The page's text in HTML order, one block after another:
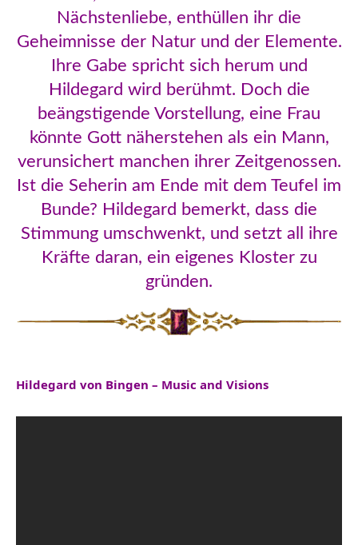
Nächstenliebe, enthüllen ihr die
Geheimnisse der Natur und der Elemente.
Ihre Gabe spricht sich herum und
Hildegard wird berühmt. Doch die
beängstigende Vorstellung, eine Frau
könnte Gott näherstehen als ein Mann,
verunsichert manchen ihrer Zeitgenossen.
Ist die Seherin am Ende mit dem Teufel im
Bunde? Hildegard bemerkt, dass die
Stimmung umschwenkt, und setzt all ihre
Kräfte daran, ein eigenes Kloster zu
gründen.
Hildegard von Bingen – Music and Visions